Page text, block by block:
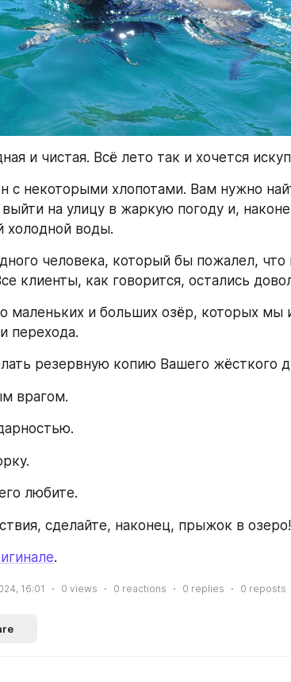
и чистая. Всё лето так и хочется
с некоторыми хлопотами. Вам нужно
на улицу в жаркую погоду и,
холодной воды.
человека, который бы пожалел, что
клиенты, как говорится, остались
маленьких и больших озёр, которых мы
перехода.
резервную копию Вашего жёсткого
врагом.
любите.
сделайте, наконец, прыжок в озеро!
.
16:01 0 views 0 reactions 0 replies 0 reposts